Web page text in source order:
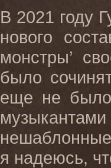
В 2021 году
нового
монстры’
было
еще не было
я надеюсь,